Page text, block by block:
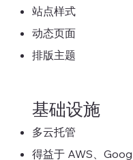
站点样式
动态页面
排版主题
基础设施
多云托管
得益于 AWS、